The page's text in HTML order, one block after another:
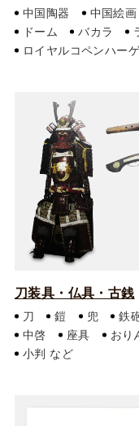
中国陶器 中国絵画
ドーム
バカラ
ロイヤルコペンハー
刀装具・仏具・古銭
刀 鎧 兜 鉄
中啓
座具 おり
小判